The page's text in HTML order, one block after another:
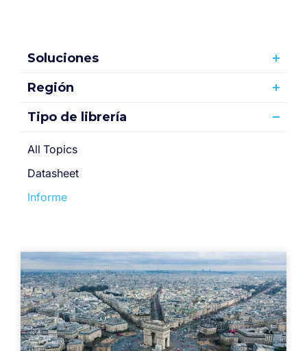
Soluciones
Región
Tipo de librería
All Topics
Datasheet
Informe